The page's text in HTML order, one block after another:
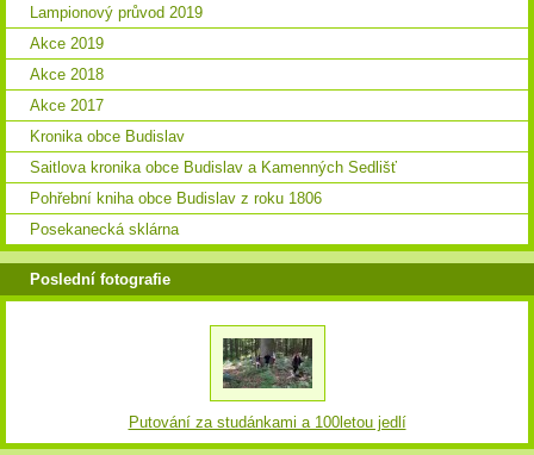
Lampionový průvod 2019
Akce 2019
Akce 2018
Akce 2017
Kronika obce Budislav
Saitlova kronika obce Budislav a Kamenných Sedlišť
Pohřební kniha obce Budislav z roku 1806
Posekanecká sklárna
Poslední fotografie
Putování za studánkami a 100letou jedlí